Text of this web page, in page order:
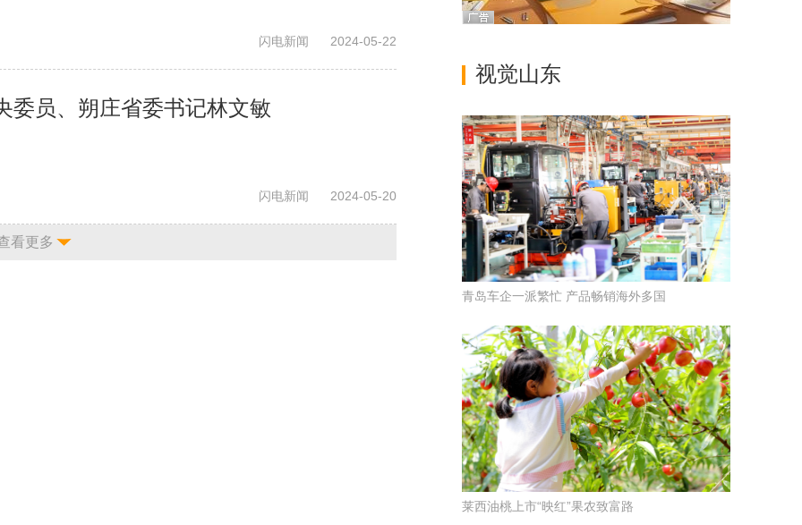
闪电新闻 2024-05-22
委员、朔庄省委书记林文敏
闪电新闻 2024-05-20
看更多
视觉山东
青岛车企一派繁忙 产品畅销海外多国
莱西油桃上市“映红”果农致富路